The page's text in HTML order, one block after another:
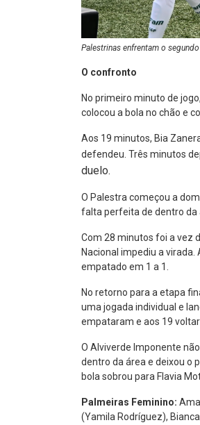
Palestrinas enfrentam o
O confronto
No primeiro minuto de
colocou a bola no chão e
Aos 19 minutos, Bia
defendeu. Três minutos
duelo.
O Palestra começou a
falta perfeita de dentro da
Com 28 minutos foi a vez
Nacional impediu a
empatado em 1 a 1.
No retorno para a etapa
uma jogada individual e
empataram e aos 19
O Alviverde Imponente
dentro da área e deixou o
bola sobrou para Flavia
Palmeiras Feminino:
(Yamila Rodríguez),